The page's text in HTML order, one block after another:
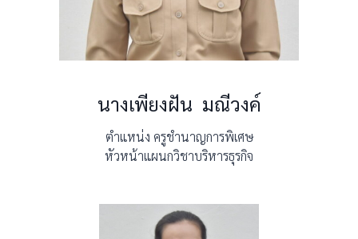
นางเพียงฝัน มณีวงค์
ตำแหน่ง ครูชำนาญการพิเศษ
หัวหน้าแผนกวิชาบริหารธุรกิจ